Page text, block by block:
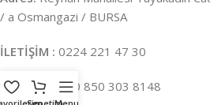
/ a Osmangazi / BURSA
İLETİŞİM : 0224 221 47 30
WHATSAPP :0 850 303 8148